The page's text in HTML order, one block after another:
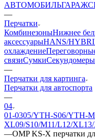
АВТОМОБИЛЬГАРАЖ
—
Перчатки
КомбинезоныНижнее
аксессуарыHANS/
охлаждение
связиСумки
—
Перчатки для картинга
Перчатки для автоспорта
—
04
01-0305/YTH-S06/YTH-M
XL09/S10/M11/L12/XL
—OMP KS-X перчатки